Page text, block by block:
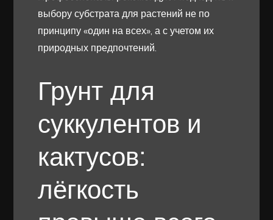
выбору субстрата для растений не по
принципу «один на всех», а с учетом их
природных предпочтений.
Грунт для
суккулентов и
кактусов:
лёгкость